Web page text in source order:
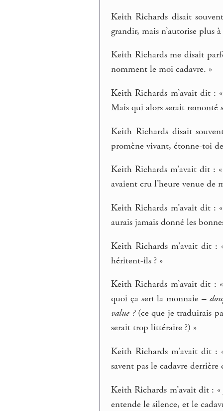
Keith Richards disait
grandir, mais n’autorise plus
Keith Richards me disait
nomment le moi cadavre. »
Keith Richards m’avait dit :
Mais qui alors serait remonté
Keith Richards disait
promène vivant, étonne-toi
Keith Richards m’avait dit :
avaient cru l’heure venue de
Keith Richards m’avait dit :
aurais jamais donné les
Keith Richards m’avait dit :
héritent-ils ? »
Keith Richards m’avait dit :
quoi ça sert la monnaie –
value ?(ce que je traduirais
serait trop littéraire ?) »
Keith Richards m’avait dit :
savent pas le cadavre
Keith Richards m’avait dit : «
entende le silence, et le